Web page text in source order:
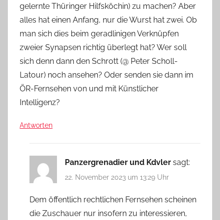
gelernte Thüringer Hilfsköchin) zu machen? Aber
alles hat einen Anfang, nur die Wurst hat zwei. Ob
man sich dies beim geradlinigen Verknüpfen
zweier Synapsen richtig überlegt hat? Wer soll
sich denn dann den Schrott (@ Peter Scholl-
Latour) noch ansehen? Oder senden sie dann im
ÖR-Fernsehen von und mit Künstlicher
Intelligenz?
Antworten
Panzergrenadier und Kdvler sagt:
22. November 2023 um 13:29 Uhr
Dem öffentlich rechtlichen Fernsehen scheinen
die Zuschauer nur insofern zu interessieren,